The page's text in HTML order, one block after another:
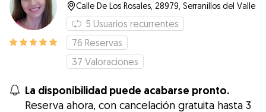
Calle De Los Rosales, 28979, Serranillos del Valle
5 Usuarios recurrentes
76 Reservas
37 Valoraciones
La disponibilidad puede acabarse pronto.
Reserva ahora, con cancelación gratuita hasta 3